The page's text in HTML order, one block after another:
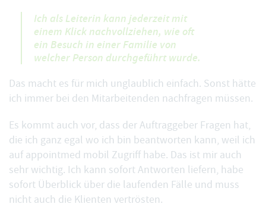
Ich als Leiterin kann jederzeit mit
einem Klick nachvollziehen, wie oft
ein Besuch in einer Familie von
welcher Person durchgeführt wurde.
Das macht es für mich unglaublich einfach. Sonst hätte
ich immer bei den Mitarbeitenden nachfragen müssen.
Es kommt auch vor, dass der Auftraggeber Fragen hat,
die ich ganz egal wo ich bin beantworten kann, weil ich
auf appointmed mobil Zugriff habe. Das ist mir auch
sehr wichtig. Ich kann sofort Antworten liefern, habe
sofort Überblick über die laufenden Fälle und muss
nicht auch die Klienten vertrösten.